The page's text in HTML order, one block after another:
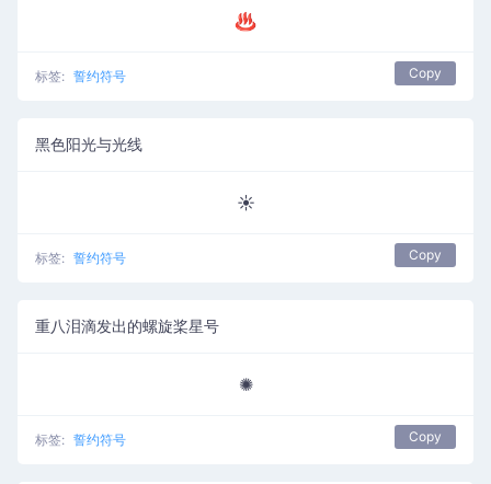
♨
标签: 誓约符号 Copy
黑色阳光与光线
☀
标签: 誓约符号 Copy
重八泪滴发出的螺旋桨星号
✺
标签: 誓约符号 Copy